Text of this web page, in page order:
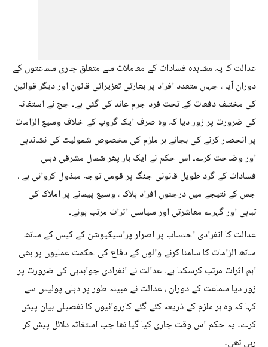
عدالت کا یہ مشاہدہ فسادات کے معاملات سے متعلق جاری سماعتوں کے
دوران آیا ، جہاں متعدد افراد پر بھارتی تعزیراتی قانون اور دیگر قوانین
کی مختلف دفعات کے تحت فرد جرم عائد کی گئی ہے۔ جج نے استغاثہ
کی ضرورت پر زور دیا کہ وہ صرف ایک گروپ کے خلاف وسیع الزامات
پر انحصار کرنے کی بجائے ہر ملزم کی مخصوص شمولیت کی نشاندہی
اور وضاحت کرے۔ اس حکم نے ایک بار پھر شمال مشرقی دہلی
فسادات کے گرد طویل قانونی جنگ پر قومی توجہ مبذول کروائی ہے ،
جس کے نتیجے میں درجنوں افراد ہلاک ، وسیع پیمانے پر املاک کی
تباہی اور گہرے معاشرتی اور سیاسی اثرات مرتب ہوئے۔
عدالت کا انفرادی احتساب پر اصرار پراسیکیوشن کے کیس کے ساتھ
ساتھ الزامات کا سامنا کرنے والوں کے دفاع کی حکمت عملیوں پر بھی
اہم اثرات مرتب کرسکتا ہے۔ عدالت نے انفرادی جوابدہی کی ضرورت پر
زور دیا سماعت کے دوران ، عدالت نے مبینہ طور پر دہلی پولیس سے
کہا کہ وہ ہر ملزم کے ذریعہ کئے گئے کارروائیوں کا تفصیلی بیان پیش
کرے۔ یہ حکم اس وقت جاری کیا گیا تھا جب استغاثہ دلائل پیش کر
رہی تھی۔